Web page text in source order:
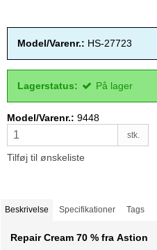
Model/Varenr.: HS-27723
Lagerstatus: På lager
Model/Varenr.: 9448
stk.
Tilføj til ønskeliste
Beskrivelse Specifikationer Tags
Repair Cream 70 % fra Astion